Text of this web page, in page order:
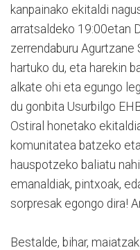
kanpainako ekitaldi
arratsaldeko 19:00etan
zerrendaburu
hartuko du, eta harekin
alkate ohi eta egungo
du gonbita Usurbilgo
Ostiral honetako
komunitatea batzeko
hauspotzeko baliatu
emanaldiak, pintxoak,
sorpresak egongo dira!
Bestalde, bihar,